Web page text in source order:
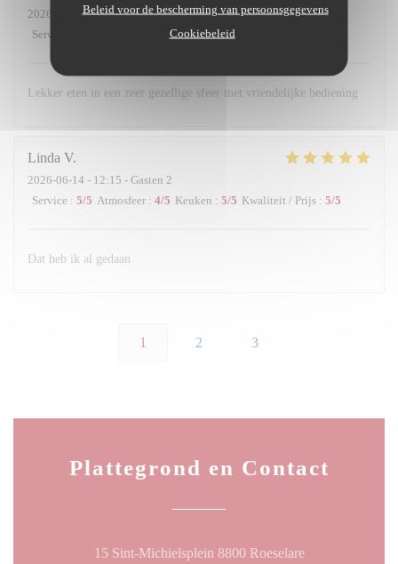
Beleid voor de bescherming van persoonsgegevens
Cookiebeleid
2026-06-20- 18:30 - Gasten 2
Service
/5 Keuken: 5/5
Lekker eten in een zeer gezellige sfeer met vriendelijke bediening
Linda V
2026-06-14 - 12:15 - Gasten 2
Service : 5/5 Atmosfeer : 4/5 Keuken : 5/5 Kwaliteit / Prijs : 5/5
Dat heb ik al gedaan
1 2 3
Plattegrond en Contact
15 Sint-Michielsplein 8800 Roeselare((opent in een